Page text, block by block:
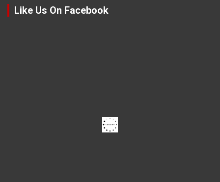
Like Us On Facebook